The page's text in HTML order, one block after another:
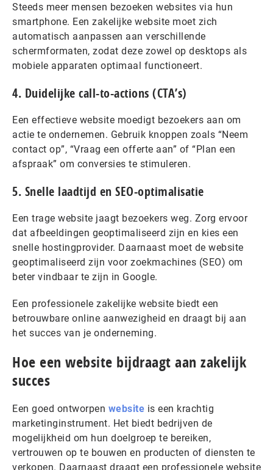
Steeds meer mensen bezoeken websites via hun
smartphone. Een zakelijke website moet zich
automatisch aanpassen aan verschillende
schermformaten, zodat deze zowel op desktops als
mobiele apparaten optimaal functioneert.
4. Duidelijke call-to-actions (CTA’s)
Een effectieve website moedigt bezoekers aan om
actie te ondernemen. Gebruik knoppen zoals “Neem
contact op”, “Vraag een offerte aan” of “Plan een
afspraak” om conversies te stimuleren.
5. Snelle laadtijd en SEO-optimalisatie
Een trage website jaagt bezoekers weg. Zorg ervoor
dat afbeeldingen geoptimaliseerd zijn en kies een
snelle hostingprovider. Daarnaast moet de website
geoptimaliseerd zijn voor zoekmachines (SEO) om
beter vindbaar te zijn in Google.
Een professionele zakelijke website biedt een
betrouwbare online aanwezigheid en draagt bij aan
het succes van je onderneming.
Hoe een website bijdraagt aan zakelijk
succes
Een goed ontworpen website is een krachtig
marketinginstrument. Het biedt bedrijven de
mogelijkheid om hun doelgroep te bereiken,
vertrouwen op te bouwen en producten of diensten te
verkopen. Daarnaast draagt een professionele website